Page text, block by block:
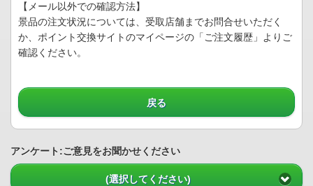
【メール以外での確認方法】
景品の注文状況については、受取店舗までお問合せいただく
か、ポイント交換サイトのマイページの「ご注文履歴」よりご
確認ください。
戻る
アンケート:ご意見をお聞かせください
(選択してください)